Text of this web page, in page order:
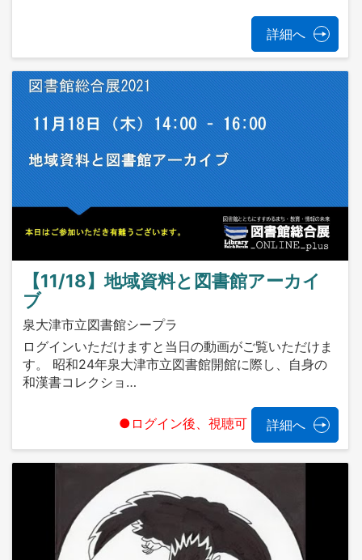
詳細へ
【11/18】地域資料と図書館アーカイ
ブ
泉大津市立図書館シープラ
ログインいただけますと当日の動画がご覧いただけま
す。 昭和24年泉大津市立図書館開館に際し、自身の
和漢書コレクショ…
●ログイン後、視聴可 詳細へ